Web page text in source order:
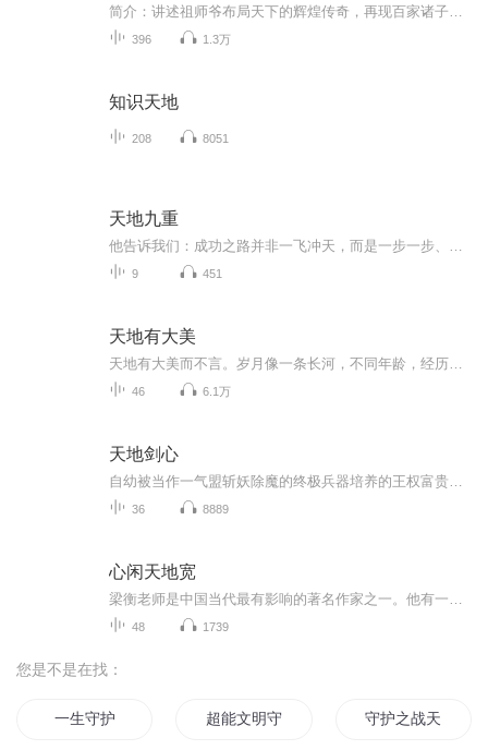
396 1.3万
知识天地
208 8051
天地九重
9 451
天地有大美
46 6.1万
天地剑心
36 8889
心闲天地宽
48 1739
您是不是在找：
一生守护 超能文明守护者 守护之战天